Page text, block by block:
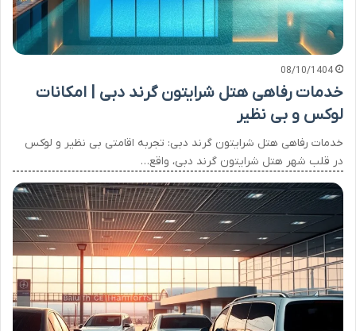
08/10/1404
خدمات رفاهی هتل شرایتون گرند دبی | امکانات
لوکس و بی نظیر
خدمات رفاهی هتل شرایتون گرند دبی: تجربه اقامتی بی نظیر و لوکس
در قلب شهر هتل شرایتون گرند دبی، واقع…